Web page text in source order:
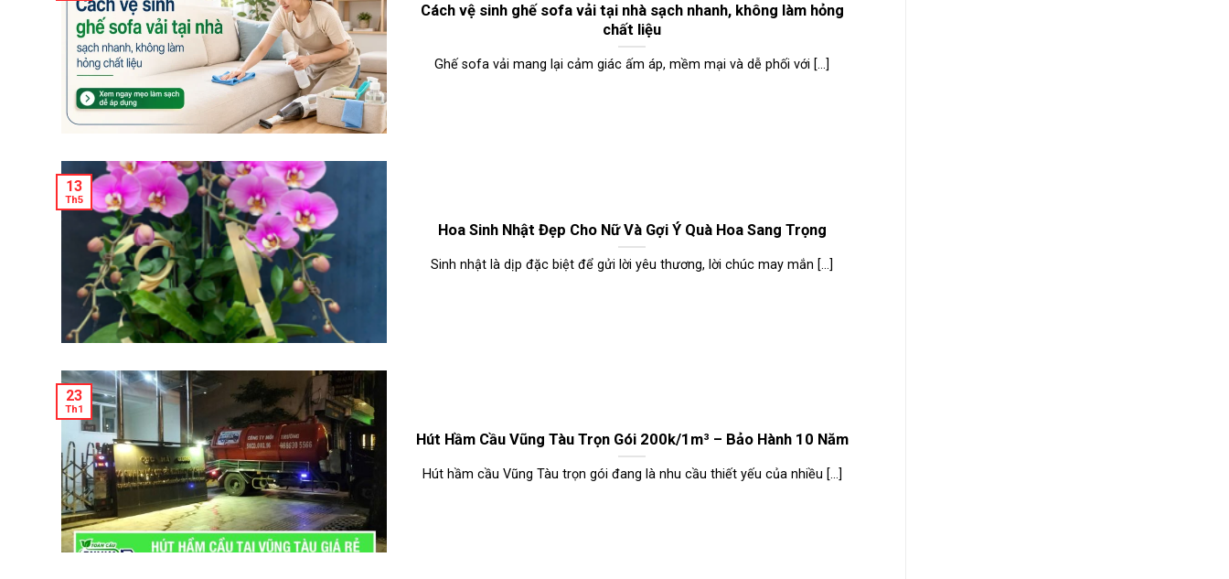
Cách vệ sinh ghế sofa vải tại nhà sạch nhanh, không làm hỏng
chất liệu
Ghế sofa vải mang lại cảm giác ấm áp, mềm mại và dễ phối với [...]
Hoa Sinh Nhật Đẹp Cho Nữ Và Gợi Ý Quà Hoa Sang Trọng
Sinh nhật là dịp đặc biệt để gửi lời yêu thương, lời chúc may mắn [...]
13
Th5
Hút Hầm Cầu Vũng Tàu Trọn Gói 200k/1m³ – Bảo Hành 10 Năm
Hút hầm cầu Vũng Tàu trọn gói đang là nhu cầu thiết yếu của nhiều [...]
23
Th1